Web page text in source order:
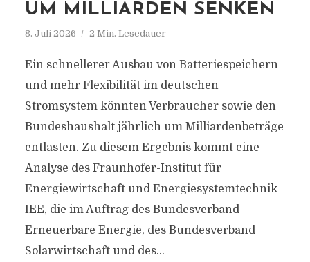
UM MILLIARDEN SENKEN
8. Juli 2026 2 Min. Lesedauer
Ein schnellerer Ausbau von Batteriespeichern
und mehr Flexibilität im deutschen
Stromsystem könnten Verbraucher sowie den
Bundeshaushalt jährlich um Milliardenbeträge
entlasten. Zu diesem Ergebnis kommt eine
Analyse des Fraunhofer-Institut für
Energiewirtschaft und Energiesystemtechnik
IEE, die im Auftrag des Bundesverband
Erneuerbare Energie, des Bundesverband
Solarwirtschaft und des...